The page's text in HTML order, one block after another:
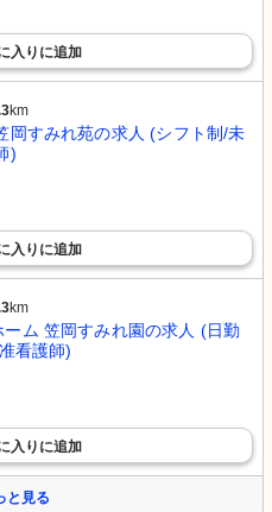
入り に追加
km
岡すみれ苑の求人 (シフト制/未
)
入り に追加
km
ム 笠岡すみれ園の求人 (日勤
看護師)
入り に追加
と見る